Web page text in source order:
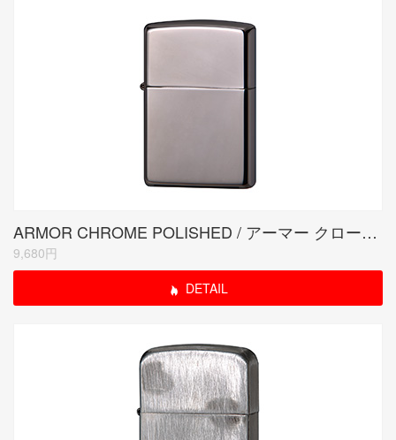
ARMOR CHROME POLISHED / アーマー クロームポリッシュド
9,680円
DETAIL